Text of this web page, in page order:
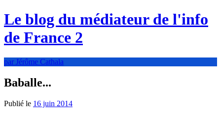
Le blog du médiateur de l'info
de France 2
par Jérôme Cathala
Baballe...
Publié le 16 juin 2014